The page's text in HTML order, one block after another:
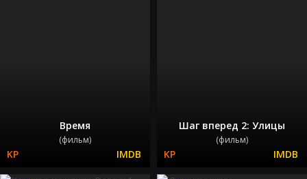
Время
(фильм)
Шаг вперед 2: Улицы
(фильм)